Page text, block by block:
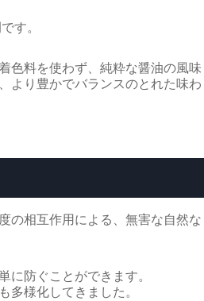
す。
色料を使わず、純粋な醤油の風味
より豊かでバランスのとれた味わ
の相互作用による、無害な自然な
防ぐことができます。
多様化してきました。